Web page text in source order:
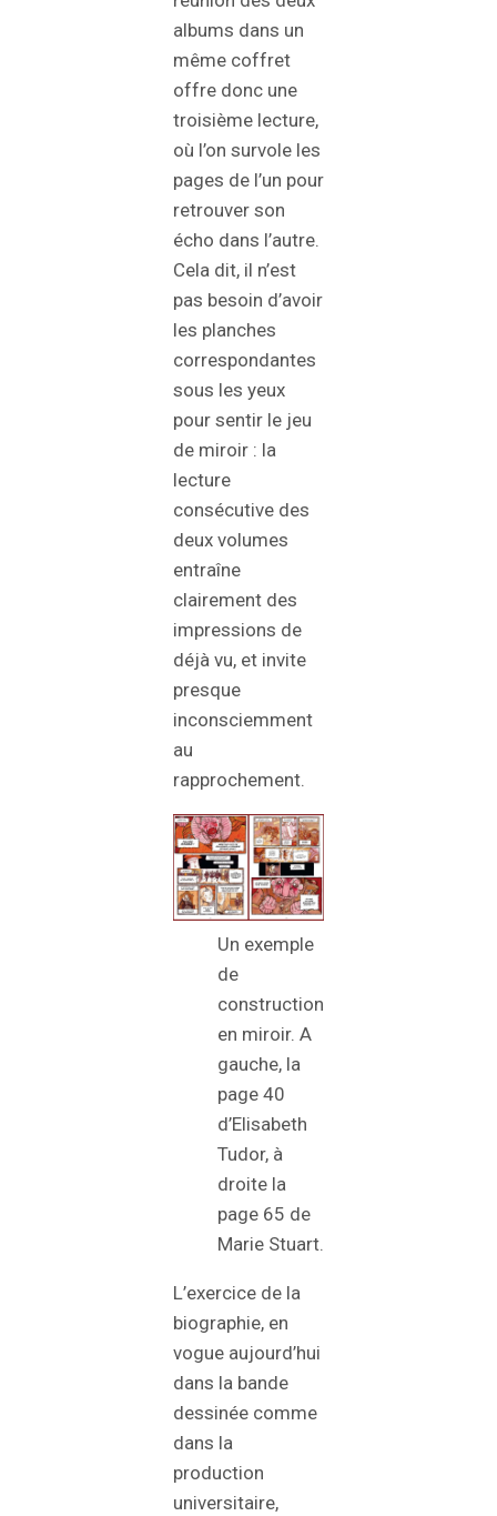
albums dans un
même coffret
offre donc une
troisième lecture,
où l’on survole les
pages de l’un pour
retrouver son
écho dans l’autre.
Cela dit, il n’est
pas besoin d’avoir
les planches
correspondantes
sous les yeux
pour sentir le jeu
de miroir : la
lecture
consécutive des
deux volumes
entraîne
clairement des
impressions de
déjà vu, et invite
presque
inconsciemment
au
rapprochement.
Un exemple
de
construction
en miroir. A
gauche, la
page 40
d’Elisabeth
Tudor, à
droite la
page 65 de
Marie Stuart.
L’exercice de la
biographie, en
vogue aujourd’hui
dans la bande
dessinée comme
dans la
production
universitaire,